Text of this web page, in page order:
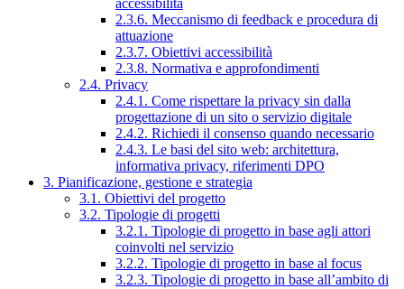
accessibilità
2.3.6. Meccanismo di feedback e procedura di
attuazione
2.3.7. Obiettivi accessibilità
2.3.8. Normativa e approfondimenti
2.4. Privacy
2.4.1. Come rispettare la privacy sin dalla
progettazione di un sito o servizio digitale
2.4.2. Richiedi il consenso quando necessario
2.4.3. Le basi del sito web: architettura,
informativa privacy, riferimenti DPO
3. Pianificazione, gestione e strategia
3.1. Obiettivi del progetto
3.2. Tipologie di progetti
3.2.1. Tipologie di progetto in base agli attori
coinvolti nel servizio
3.2.2. Tipologie di progetto in base al focus
3.2.3. Tipologie di progetto in base all’ambito di